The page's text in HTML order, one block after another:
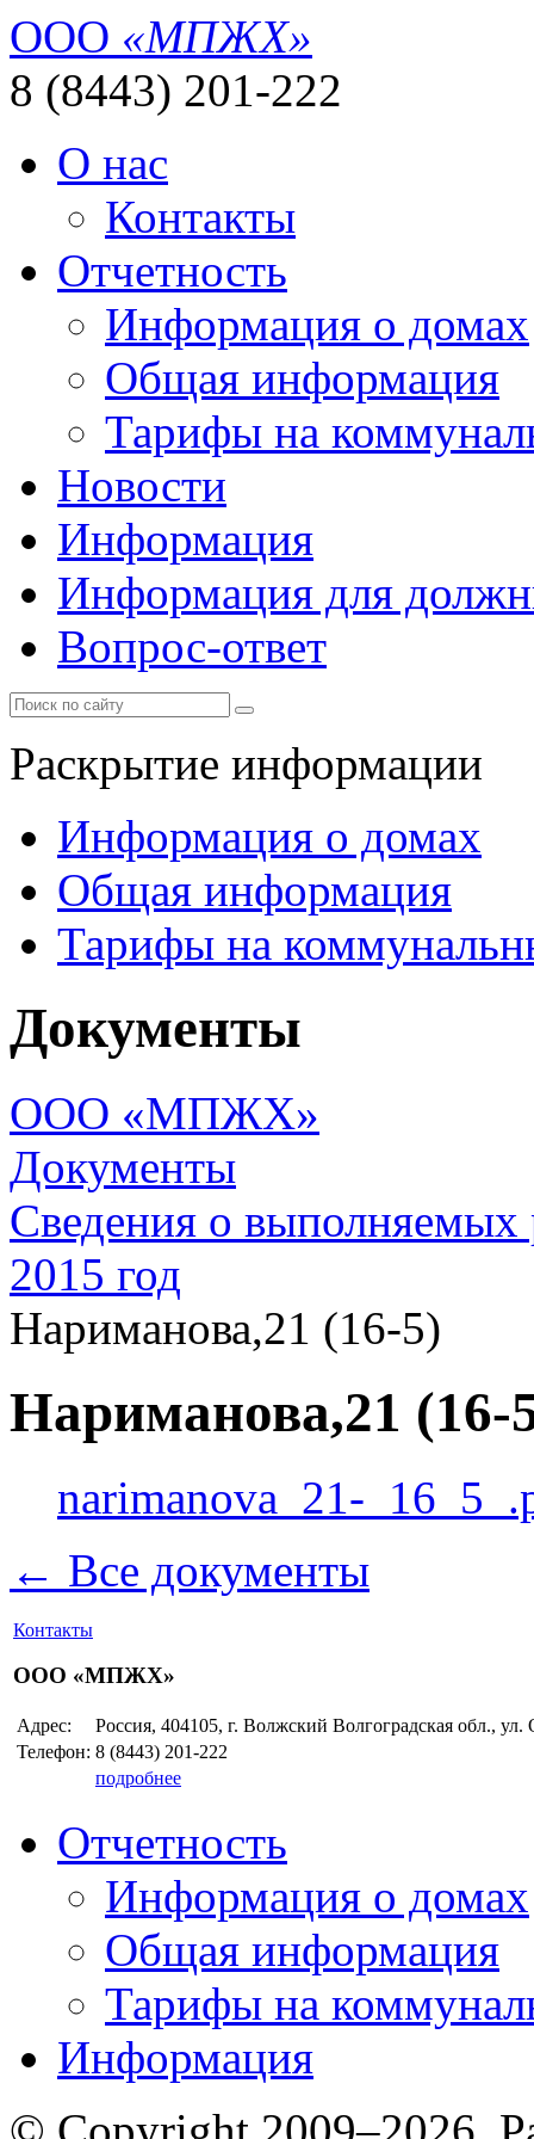
ООО «МПЖХ»
8 (8443) 201-222
О нас
Контакты
Отчетность
Информация о домах
Общая информация
Тарифы на
Новости
Информация
Информация для
Вопрос-ответ
Раскрытие информации
Информация о домах
Общая информация
Тарифы на
Документы
ООО «МПЖХ»
Документы
Сведения о выполняемых
2015 год
Нариманова,21 (16-5)
Нариманова,21 (16-
narimanova_21-
← Все документы
Контакты
ООО «МПЖХ»
Адрес:
Россия, 404105, г. Волжский Волгоградская обл., ул.
Телефон: 8 (8443) 201-222
подробнее
Отчетность
Информация о домах
Общая информация
Тарифы на
Информация